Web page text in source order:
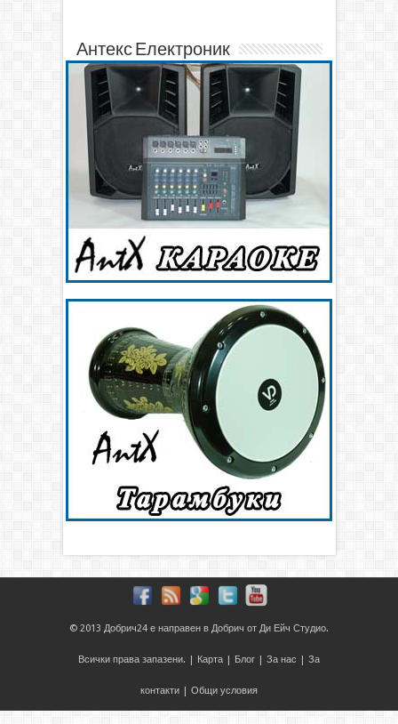
Антекс Електроник
© 2013 Добрич24 е направен в Добрич от Ди Ейч Студио.
Всички права запазени. | Карта Блог За нас За
контакти Общи условия